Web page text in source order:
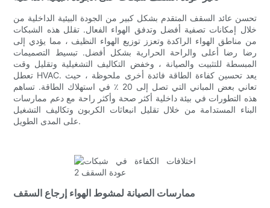
تحسن عائد السقف المتقدم بشكل كبير من الجودة البيئية الداخلية من
خلال إمكانات تصفية أفضل وتدفق الهواء الفعال. تقلل هذه الشبكات
من مناطق الهواء الراكدة وتعزز توزيع الهواء النظيف ، مما يؤدي إلى
رضا رضا أعلى والراحة الحرارية بشكل أفضل. تبسيط التصميمات
المبسطة للتثبيت والصيانة ، وخفض التكاليف التشغيلية وتقليل وقت
تعطل HVAC. يعد تحسين كفاءة الطاقة فائدة أخرى ملحوظة ، حيث
تعاني بعض المباني التي تصل إلى 20 ٪ في استهلاك الطاقة. تساهم
هذه التطورات في بيئة داخلية أكثر صحة وأكثر راحة مع دعم ممارسات
البناء المستدامة من خلال تقليل انبعاثات الكربون وتكاليف التشغيل
على المدى الطويل.
ممارسات الصيانة لمشوط الهواء إرجاع السقف